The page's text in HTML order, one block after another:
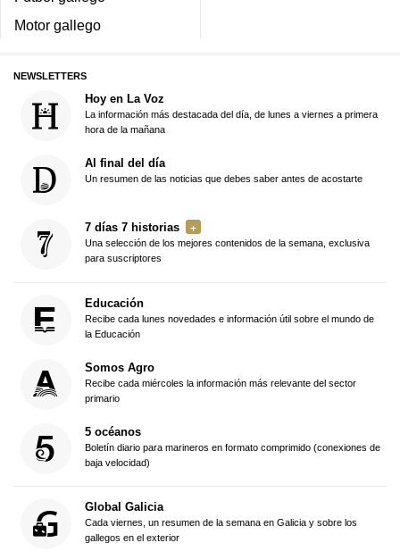
Motor gallego
NEWSLETTERS
Hoy en La Voz
La información más destacada del día, de lunes a viernes a primera
hora de la mañana
Al final del día
Un resumen de las noticias que debes saber antes de acostarte
7 días 7 historias
Una selección de los mejores contenidos de la semana, exclusiva
para suscriptores
Educación
Recibe cada lunes novedades e información útil sobre el mundo de
la Educación
Somos Agro
Recibe cada miércoles la información más relevante del sector
primario
5 océanos
Boletín diario para marineros en formato comprimido (conexiones de
baja velocidad)
Global Galicia
Cada viernes, un resumen de la semana en Galicia y sobre los
gallegos en el exterior